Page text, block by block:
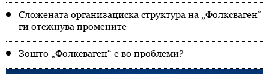
Сложената организациска структура на „Фолксваген“
ги отежнува промените
Зошто „Фолксваген“ е во проблеми?